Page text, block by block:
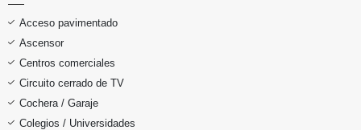
Acceso pavimentado
Ascensor
Centros comerciales
Circuito cerrado de TV
Cochera / Garaje
Colegios / Universidades